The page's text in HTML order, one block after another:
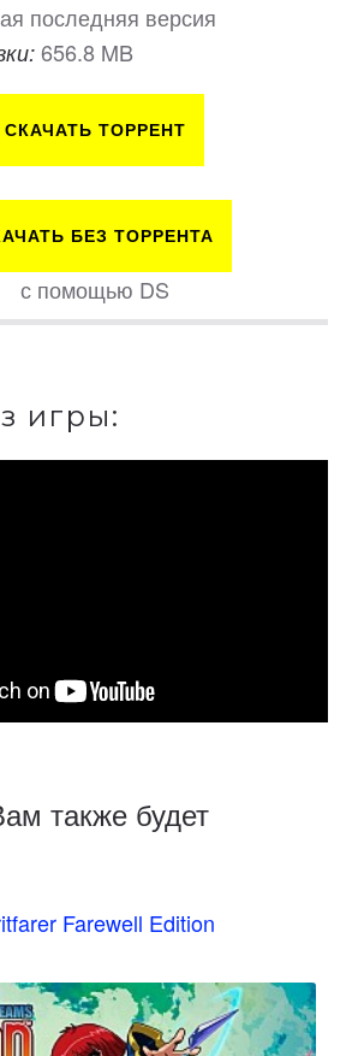
последняя версия
656.8 MB
СКАЧАТЬ ТОРРЕНТ
БЕЗ ТОРРЕНТА
с помощью DS
игры:
также будет